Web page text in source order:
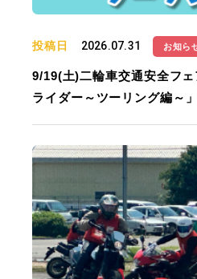
投稿日 2026.07.31 お知ら
9/19(土)二輪車交通安全フ
ライダー～ツーリング編～